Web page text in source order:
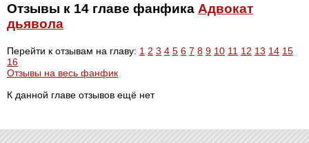
Отзывы к 14 главе фанфика Адвокат
дьявола
Перейти к отзывам на главу: 1 2 3 4 5 6 7 8 9 10 11 12 13 14 15
16
Отзывы на весь фанфик
К данной главе отзывов ещё нет